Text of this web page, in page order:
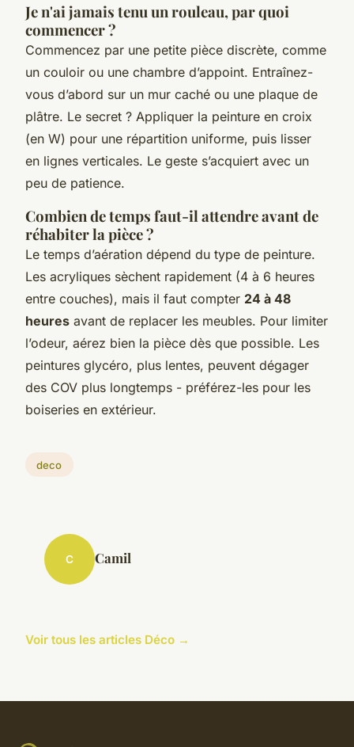
Je n'ai jamais tenu un rouleau, par quoi
commencer ?
Commencez par une petite pièce discrète, comme
un couloir ou une chambre d’appoint. Entraînez-
vous d’abord sur un mur caché ou une plaque de
plâtre. Le secret ? Appliquer la peinture en croix
(en W) pour une répartition uniforme, puis lisser
en lignes verticales. Le geste s’acquiert avec un
peu de patience.
Combien de temps faut-il attendre avant de
réhabiter la pièce ?
Le temps d’aération dépend du type de peinture.
Les acryliques sèchent rapidement (4 à 6 heures
entre couches), mais il faut compter 24 à 48
heures avant de replacer les meubles. Pour limiter
l’odeur, aérez bien la pièce dès que possible. Les
peintures glycéro, plus lentes, peuvent dégager
des COV plus longtemps - préférez-les pour les
boiseries en extérieur.
deco
C Camil
Voir tous les articles Déco →